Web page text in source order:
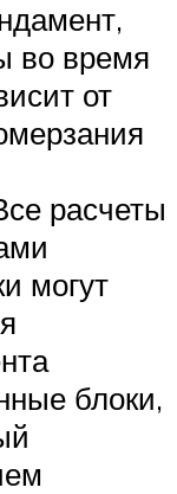
во время
от
расчеты
могут
блоки,